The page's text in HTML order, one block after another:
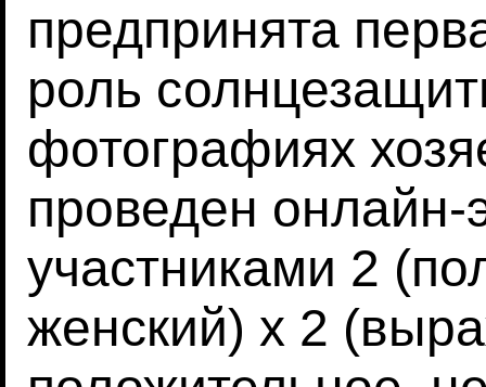
предпринята
роль
фотографиях
проведен
участниками 2
женский) х 2